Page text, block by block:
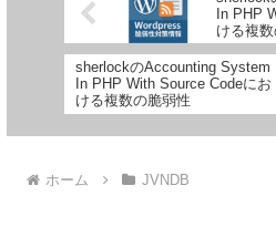
In PHP
ける複
sherlockのAccounting System
In PHP With Source Codeにお
ける複数の脆弱性
ホーム JVNDB